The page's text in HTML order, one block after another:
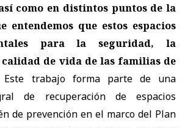
como en distintos puntos de la
entendemos que estos espacios
para la seguridad, la
de vida de las familias de
trabajo forma parte de una
de recuperación de espacios
de prevención en el marco del Plan